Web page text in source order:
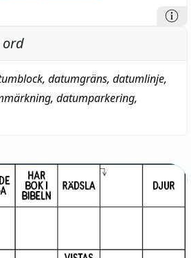
ord
, datumgräns, datumlinje,
, datumparkering,